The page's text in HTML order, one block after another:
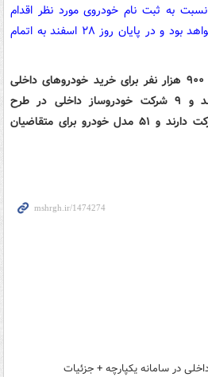
به سامانه http://esalecar.ir نسبت به ثبت نام خودروی مورد نظر اقدام
کنند. زمان ثبت نام سه روز خواهد بود و در پایان روز ۲۸ اسفند به اتمام
به گفته سخنگوی وزارت حدود ۹۰۰ هزار نفر برای خرید خودروهای داخلی
حساب وکالتی افتتاح کرده اند و ۹ شرکت خودروساز داخلی در طرح
تخصیص یکپارچه خودرو مشارکت دارند و ۵۱ مدل خودرو برای متقاضیان